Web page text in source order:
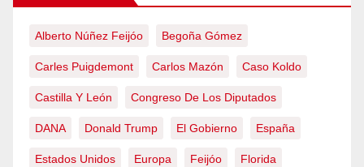
Alberto Núñez Feijóo Begoña Gómez
Carles Puigdemont Carlos Mazón Caso Koldo
Castilla Y León Congreso De Los Diputados
DANA Donald Trump El Gobierno España
Estados Unidos Europa Feijóo Florida